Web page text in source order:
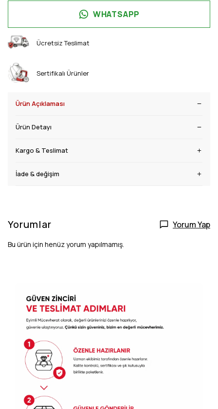
WHATSAPP
Ücretsiz Teslimat
Sertifikalı Ürünler
Ürün Açıklaması
Ürün Detayı
Kargo & Teslimat
İade & değişim
Yorumlar Yorum Yap
Bu ürün için henüz yorum yapılmamış.